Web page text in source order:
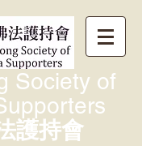
Society of
護持會